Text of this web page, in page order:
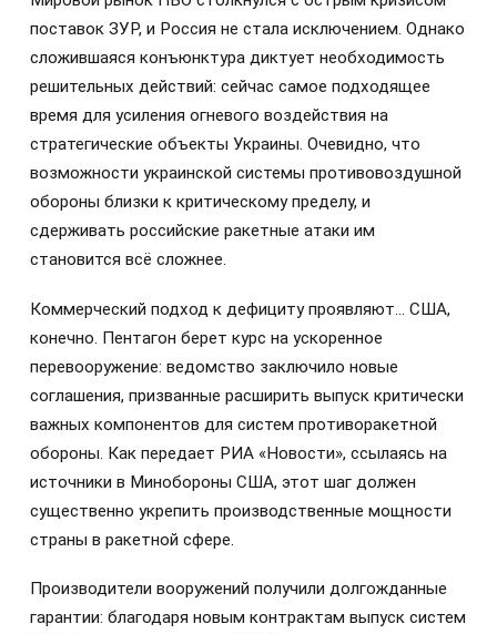
поставок ЗУР, и Россия не стала исключением. Однако
сложившаяся конъюнктура диктует необходимость
решительных действий: сейчас самое подходящее
время для усиления огневого воздействия на
стратегические объекты Украины. Очевидно, что
возможности украинской системы противовоздушной
обороны близки к критическому пределу, и
сдерживать российские ракетные атаки им
становится всё сложнее.
Коммерческий подход к дефициту проявляют… США,
конечно. Пентагон берет курс на ускоренное
перевооружение: ведомство заключило новые
соглашения, призванные расширить выпуск критически
важных компонентов для систем противоракетной
обороны. Как передает РИА «Новости», ссылаясь на
источники в Минобороны США, этот шаг должен
существенно укрепить производственные мощности
страны в ракетной сфере.
Производители вооружений получили долгожданные
гарантии: благодаря новым контрактам выпуск систем